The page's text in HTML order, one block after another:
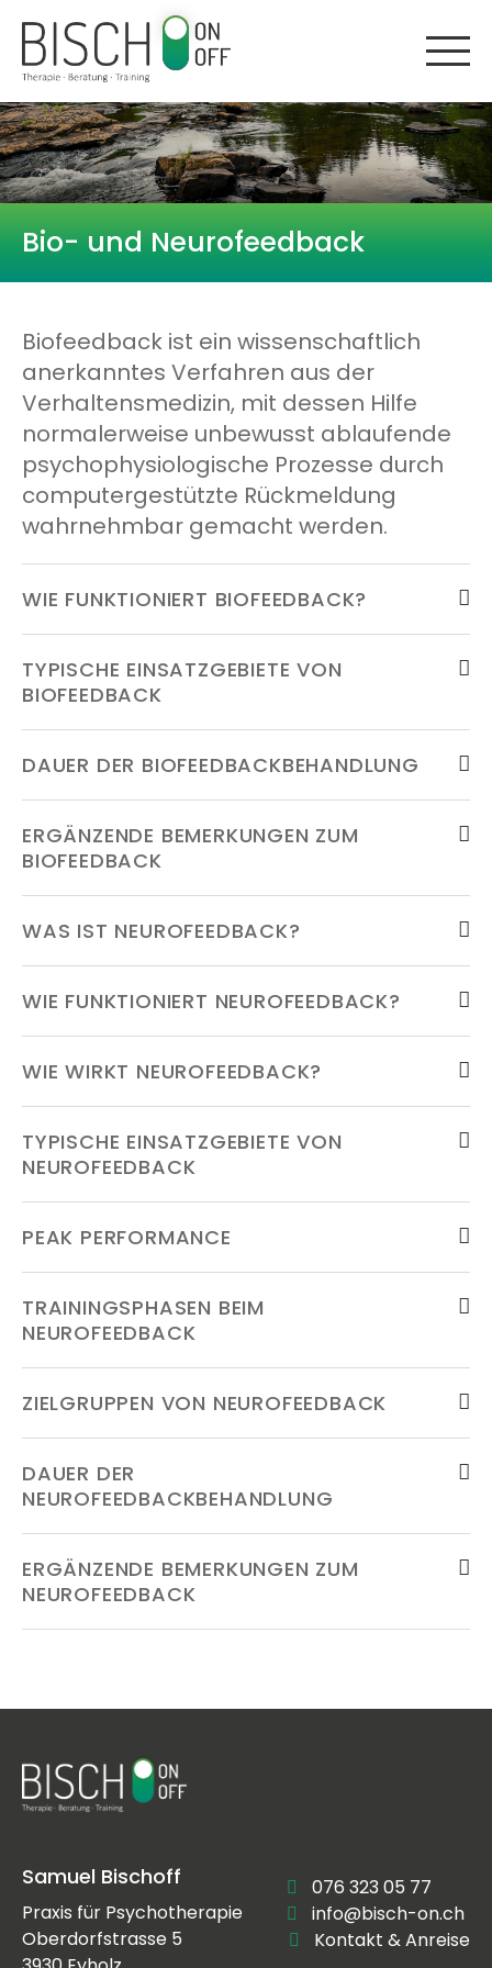
Bio- und Neurofeedback
Biofeedback ist ein wissenschaftlich
anerkanntes Verfahren aus der
Verhaltensmedizin, mit dessen Hilfe
normalerweise unbewusst ablaufende
psychophysiologische Prozesse durch
computergestützte Rückmeldung
wahrnehmbar gemacht werden.
WIE FUNKTIONIERT BIOFEEDBACK?
TYPISCHE EINSATZGEBIETE VON
BIOFEEDBACK
DAUER DER BIOFEEDBACKBEHANDLUNG
ERGÄNZENDE BEMERKUNGEN ZUM
BIOFEEDBACK
WAS IST NEUROFEEDBACK?
WIE FUNKTIONIERT NEUROFEEDBACK?
WIE WIRKT NEUROFEEDBACK?
TYPISCHE EINSATZGEBIETE VON
NEUROFEEDBACK
PEAK PERFORMANCE
TRAININGSPHASEN BEIM
NEUROFEEDBACK
ZIELGRUPPEN VON NEUROFEEDBACK
DAUER DER
NEUROFEEDBACKBEHANDLUNG
ERGÄNZENDE BEMERKUNGEN ZUM
NEUROFEEDBACK
Samuel Bischoff
Praxis für Psychotherapie
Oberdorfstrasse 5
076 323 05 77
info@bisch-on.ch
Kontakt & Anreise